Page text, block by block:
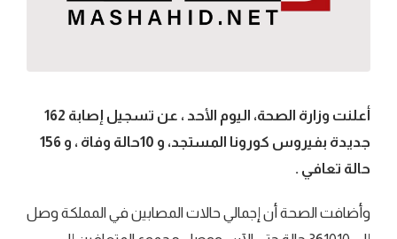
أعلنت وزارة الصحة، اليوم الأحد ، عن تسجيل إصابة 162
جديدة بفيروس كورونا المستجد، و 10حالة وفاة ، و 156
حالة تعافي .
وأضافت الصحة أن إجمالي حالات المصابين في المملكة وصل